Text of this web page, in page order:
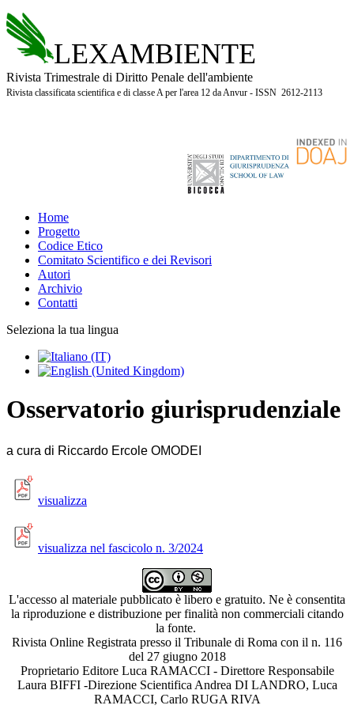
LEXAMBIENTE
Rivista Trimestrale di Diritto Penale dell'ambiente
Rivista classificata scientifica e di classe A per l'area 12 da Anvur - ISSN 2612-2113
Home
Progetto
Codice Etico
Comitato Scientifico e dei Revisori
Autori
Archivio
Contatti
Seleziona la tua lingua
Osservatorio giurisprudenziale
a cura di Riccardo Ercole OMODEI
visualizza
visualizza nel fascicolo n. 3/2024
L'accesso al materiale pubblicato è libero e gratuito. Ne è consentita
la riproduzione e distribuzione per finalità non commerciali citando
la fonte.
Rivista Online Registrata presso il Tribunale di Roma con il n. 116
del 27 giugno 2018
Proprietario Editore Luca RAMACCI - Direttore Responsabile
Laura BIFFI -Direzione Scientifica Andrea DI LANDRO, Luca
RAMACCI, Carlo RUGA RIVA